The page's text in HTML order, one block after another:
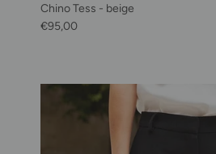
Chino Tess - beige
Prix habituel
€95,00